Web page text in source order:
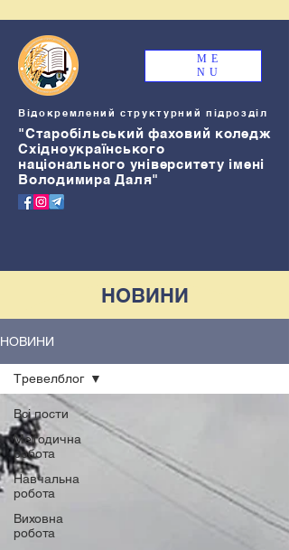
ME
NU
Відокремлений структурний підрозділ
"Старобільський фаховий коледж
Східноукраїнського
національного університету імені
Володимира Даля"
НОВИНИ
НОВИНИ
Всі пости
Методична
робота
Навчальна
робота
Виховна
робота
Тревелблог